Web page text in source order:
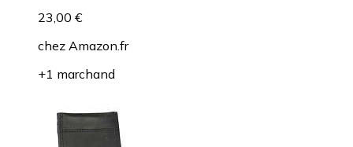
23,00 €
chez Amazon.fr
+1 marchand